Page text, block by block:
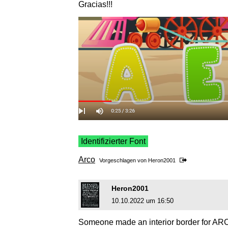
Gracias!!!
Identifizierter Font
Arco Vorgeschlagen von Heron2001
Heron2001
10.10.2022 um 16:50
Someone made an interior border for